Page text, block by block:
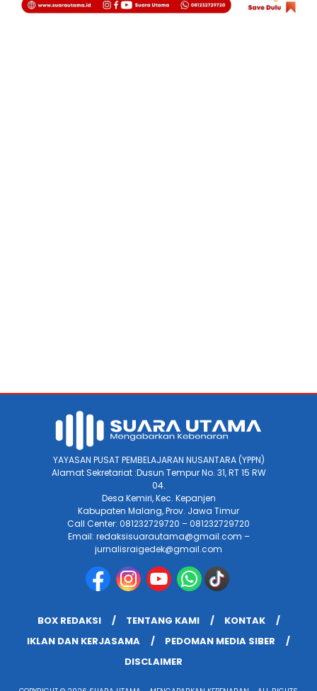
YAYASAN PUSAT PEMBELAJARAN NUSANTARA (YPPN)
Alamat Sekretariat :Dusun Tempur No. 31, RT 15 RW
04.
Desa Kemiri, Kec. Kepanjen
Kabupaten Malang, Prov. Jawa Timur
Call Center: 081232729720 – 081232729720
Email: redaksisuarautama@gmail.com –
jurnalisraigedek@gmail.com
BOX REDAKSI TENTANG KAMI
KONTAK
IKLAN DAN KERJASAMA
PEDOMAN MEDIA SIBER
DISCLAIMER